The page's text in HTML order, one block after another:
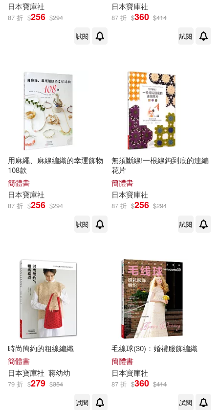
（日）寶庫社編(1)
（明）吳承恩原著，謝賢榮（主
編），陳國華改編(1)
（明）許仲琳原著；吳慶先改寫(1)
（春秋）孔丘(1)
（法）伊萬·波墨等(1)
（清）張璐(1)
（清）曹雪芹，（清）高鶚原原
著；薛賢榮（主編），范倩倩改編
（美）唐娜·喬·納波利，（英）克里
斯蒂娜·巴特利(1)
（美）喬迪•瑞文森(1)
（美）弗雷德·懷特(1)
（美）拉爾夫·金博爾等(1)
（美）羅伯特·羅索(1)
日本寶庫社
87 折 $256 $294
試閱
日本寶庫社
87 折 $360 $414
試閱
用麻繩、麻線編織的幸運飾物
108款
簡體書
日本寶庫社
87 折 $256 $294
試閱
無須斷線!一根線鉤到底的連編
花片
簡體書
日本寶庫社
87 折 $256 $294
試閱
時尚簡約的粗線編織
簡體書
日本寶庫社 蔣幼幼
79 折 $279 $354
試閱
毛線球(30)：婚禮服飾編織
簡體書
日本寶庫社
87 折 $360 $414
試閱